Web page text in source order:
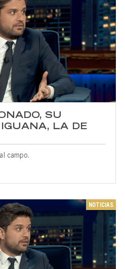
SU
LA DE
campo.
NOTICIAS